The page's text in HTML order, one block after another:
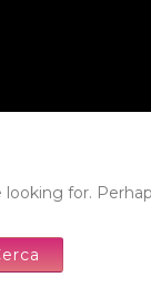
for.